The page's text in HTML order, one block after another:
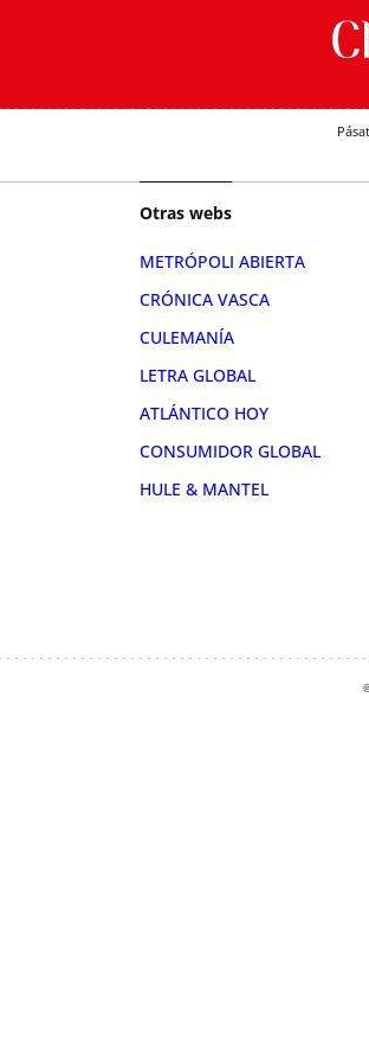
Otras webs
METRÓPOLI ABIERTA
CRÓNICA VASCA
CULEMANÍA
LETRA GLOBAL
ATLÁNTICO HOY
CONSUMIDOR GLOBAL
HULE & MANTEL